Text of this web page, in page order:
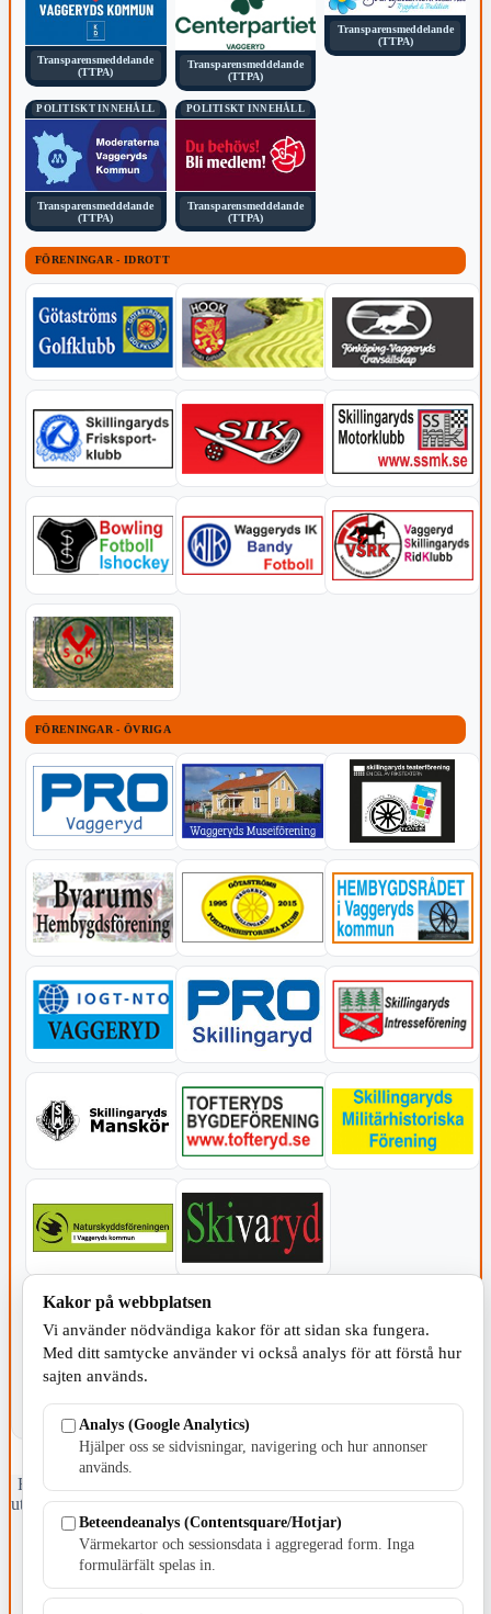
Transparensmeddelande
(TTPA)
Transparensmeddelande
(TTPA)
Transparensmeddelande
(TTPA)
POLITISKT INNEHÅLL
Transparensmeddelande
(TTPA)
POLITISKT INNEHÅLL
Transparensmeddelande
(TTPA)
FÖRENINGAR - IDROTT
FÖRENINGAR - ÖVRIGA
KOMMUNEN
Fristående webbtidningsföretag grundat 1991 som sedan 2002 ger
ut tidningen Skillingaryd.nu och 2010 lanserades Värnamo.nu. Från
april 2026 omfattar Skillingaryd.nu tre kommuner: Gnosjö,
Värnamo och Vaggeryds kommun.
E-post: redaktionen@skillingaryd.nu
Kakor på webbplatsen
Vi använder nödvändiga kakor för att sidan ska fungera.
Med ditt samtycke använder vi också analys för att förstå hur
sajten används.
Analys (Google Analytics)
Hjälper oss se sidvisningar, navigering och hur annonser
används.
Beteendeanalys (Contentsquare/Hotjar)
Värmekartor och sessionsdata i aggregerad form. Inga
formulärfält spelas in.